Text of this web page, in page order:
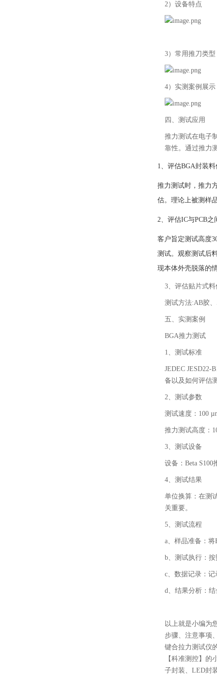
2）设备特点
3） 常用推刀类型
4） 实测案例展示
四、测试应用
推力测试在电子
靠性。通过推力
1、 评估BGA封装
推力测试时，推力
估。理论上被测样
2、 评估IC与PCB之
客户旨定测试高度
测试。观察测试后
现本体外壳脱落的
3、评估贴片式
测试方法:AB胶
五、 实测案例
BGA推力测试
1、测试标准
JEDEC JESD22-
备以及如何评估
2、测试参数
测试速度： 100
推力测试高度：
3、测试设备
设备： Beta S100
4、测试结果
单位换算：在测
关重要。
5、测试流程
a、样品准备：
b、测试执行：按
c、数据记录：
d、结果分析：
以上就是小编为
步骤、注意事项
键合拉力测试仪
【科准测控】
子封装、LED封